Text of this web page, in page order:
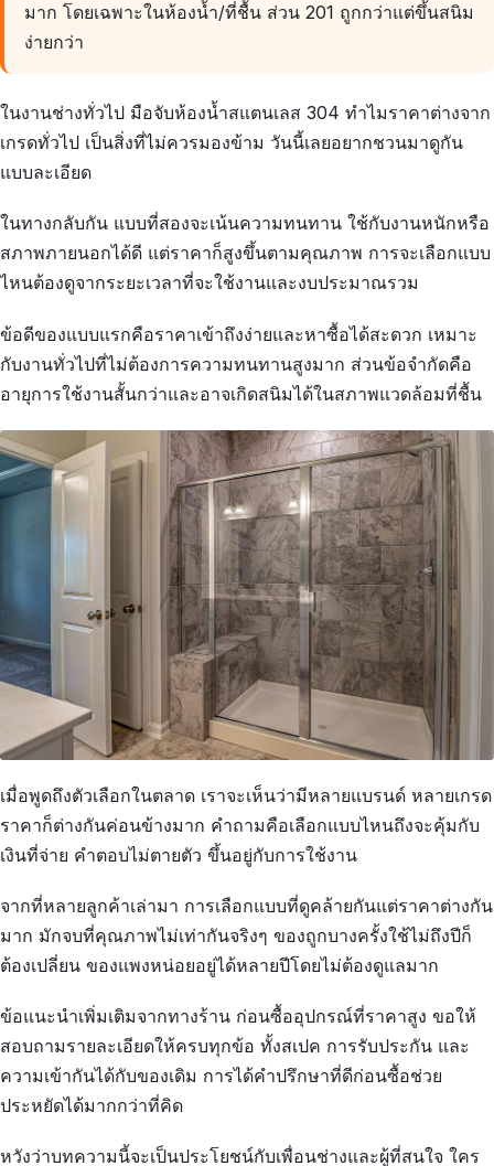
มาก โดยเฉพาะในห้องน้ำ/ที่ชื้น ส่วน 201 ถูกกว่าแต่ขึ้นสนิม
ง่ายกว่า
ในงานช่างทั่วไป มือจับห้องน้ำสแตนเลส 304 ทำไมราคาต่างจาก
เกรดทั่วไป เป็นสิ่งที่ไม่ควรมองข้าม วันนี้เลยอยากชวนมาดูกัน
แบบละเอียด
ในทางกลับกัน แบบที่สองจะเน้นความทนทาน ใช้กับงานหนักหรือ
สภาพภายนอกได้ดี แต่ราคาก็สูงขึ้นตามคุณภาพ การจะเลือกแบบ
ไหนต้องดูจากระยะเวลาที่จะใช้งานและงบประมาณรวม
ข้อดีของแบบแรกคือราคาเข้าถึงง่ายและหาซื้อได้สะดวก เหมาะ
กับงานทั่วไปที่ไม่ต้องการความทนทานสูงมาก ส่วนข้อจำกัดคือ
อายุการใช้งานสั้นกว่าและอาจเกิดสนิมได้ในสภาพแวดล้อมที่ชื้น
เมื่อพูดถึงตัวเลือกในตลาด เราจะเห็นว่ามีหลายแบรนด์ หลายเกรด
ราคาก็ต่างกันค่อนข้างมาก คำถามคือเลือกแบบไหนถึงจะคุ้มกับ
เงินที่จ่าย คำตอบไม่ตายตัว ขึ้นอยู่กับการใช้งาน
จากที่หลายลูกค้าเล่ามา การเลือกแบบที่ดูคล้ายกันแต่ราคาต่างกัน
มาก มักจบที่คุณภาพไม่เท่ากันจริงๆ ของถูกบางครั้งใช้ไม่ถึงปีก็
ต้องเปลี่ยน ของแพงหน่อยอยู่ได้หลายปีโดยไม่ต้องดูแลมาก
ข้อแนะนำเพิ่มเติมจากทางร้าน ก่อนซื้ออุปกรณ์ที่ราคาสูง ขอให้
สอบถามรายละเอียดให้ครบทุกข้อ ทั้งสเปค การรับประกัน และ
ความเข้ากันได้กับของเดิม การได้คำปรึกษาที่ดีก่อนซื้อช่วย
ประหยัดได้มากกว่าที่คิด
หวังว่าบทความนี้จะเป็นประโยชน์กับเพื่อนช่างและผู้ที่สนใจ ใคร